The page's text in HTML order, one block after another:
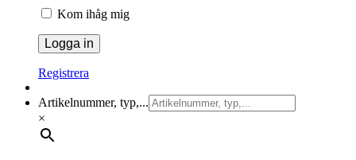
Kom ihåg mig
Registrera
Artikelnummer, typ,...
×